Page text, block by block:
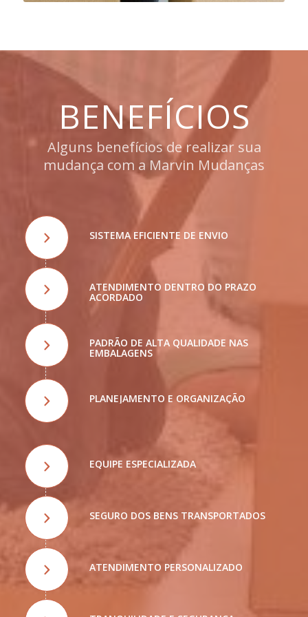
BENEFÍCIOS
Alguns benefícios de realizar sua
mudança com a Marvin Mudanças
SISTEMA EFICIENTE DE ENVIO
ATENDIMENTO DENTRO DO PRAZO
ACORDADO
PADRÃO DE ALTA QUALIDADE NAS
EMBALAGENS
PLANEJAMENTO E ORGANIZAÇÃO
EQUIPE ESPECIALIZADA
SEGURO DOS BENS TRANSPORTADOS
ATENDIMENTO PERSONALIZADO